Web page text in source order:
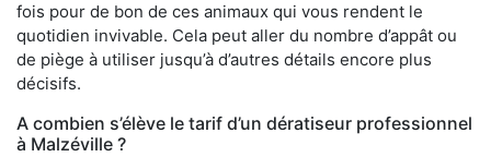
fois pour de bon de ces animaux qui vous rendent le
quotidien invivable. Cela peut aller du nombre d’appât ou
de piège à utiliser jusqu’à d’autres détails encore plus
décisifs.
A combien s’élève le tarif d’un dératiseur professionnel
à Malzéville ?